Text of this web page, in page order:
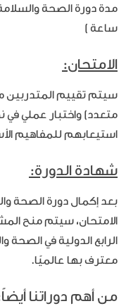
ساعة )
الامتحان:
سيتم تقييم المتدربين
متعدد) واختبار عملي في
استيعابهم للمفاهيم
شهادة الدورة:
بعد إكمال دورة الصحة
الرابع الدولية في
معترف بها عالميًا.
من أهم دوراتنا